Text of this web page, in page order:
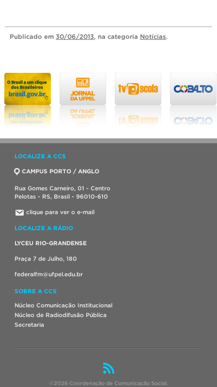
Publicado em 30/06/2013, na categoria Notícias.
LOCALIZE A CCS
CAMPUS PORTO / ANGLO
Rua Gomes Carneiro, 01 - Centro
Pelotas - RS, Brasil - 96010-610
clique para ver o e-mail
LOCALIZE A RÁDIO
LYCEU RIO-GRANDENSE
Praça 7 de Julho, 180
federalfm@ufpel.edu.br
SOBRE A CCS
Núcleo Comunicação Institucional
Núcleo de Radiodifusão Pública
Secretaria
©2026 Coordenação de Comunicação Social.